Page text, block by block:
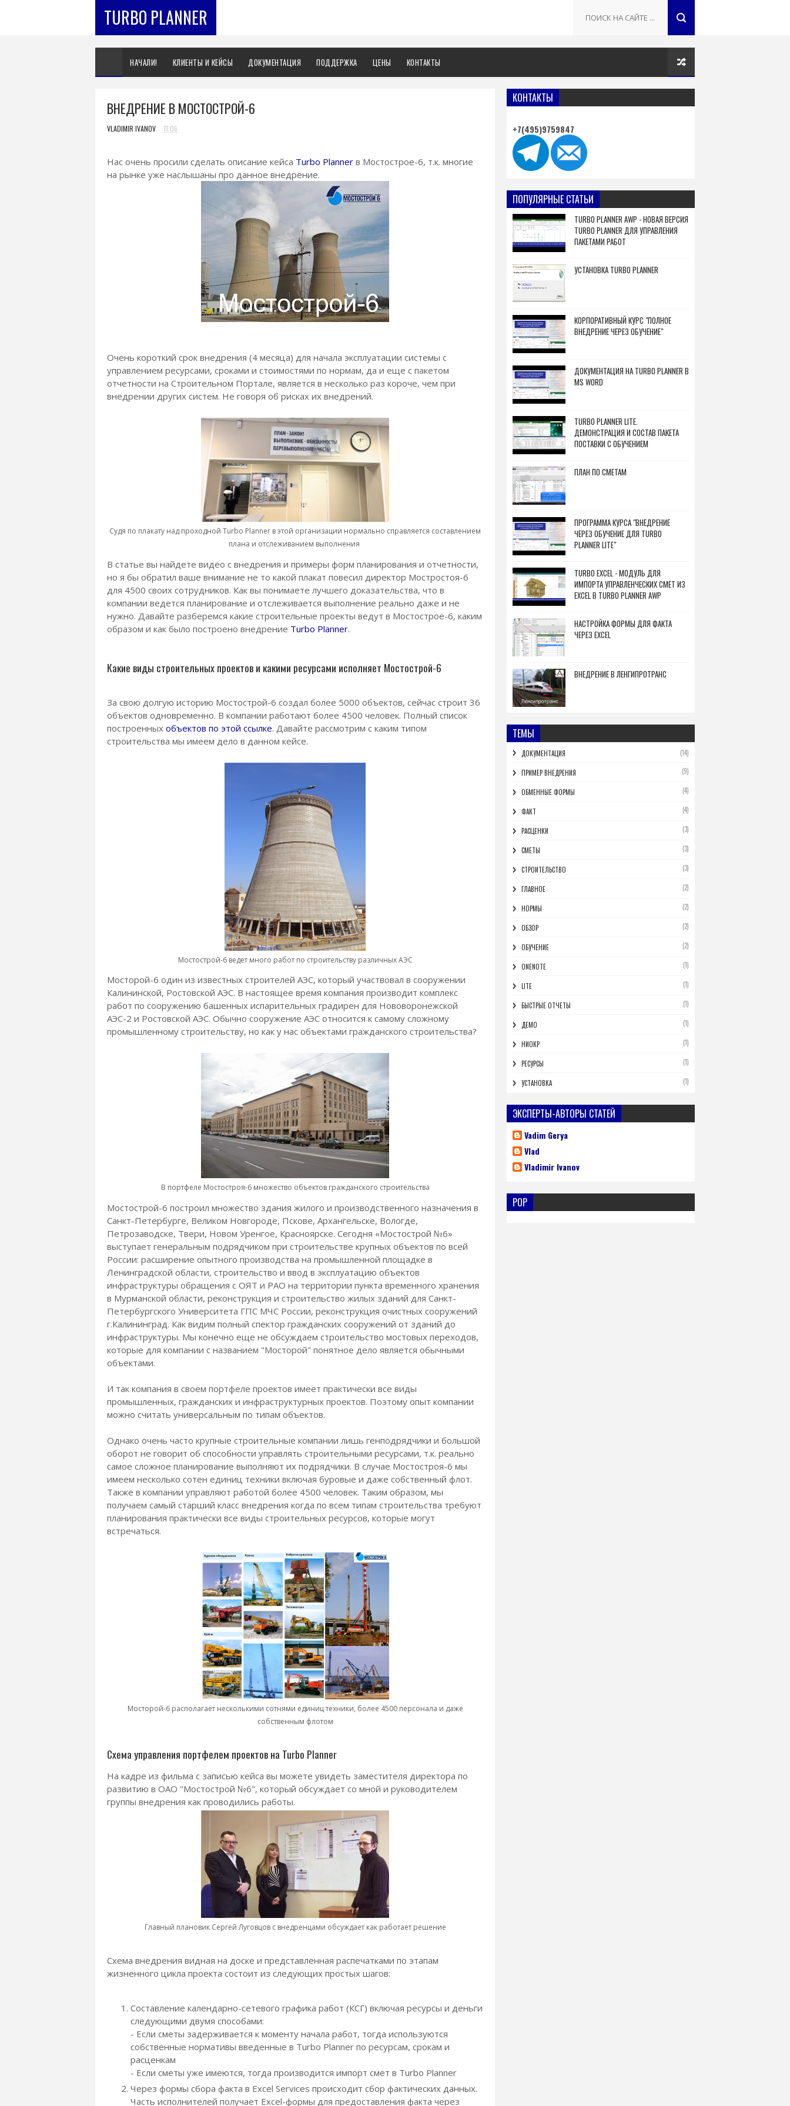
TURBO PLANNER
НАЧАЛИ! КЛИЕНТЫ И КЕЙСЫ ДОКУМЕНТАЦИЯ ПОДДЕРЖКА ЦЕНЫ КОНТАКТЫ
ВНЕДРЕНИЕ В МОСТОСТРОЙ-6
VLADIMIR IVANOV 11:06
Нас очень просили сделать описание кейса Turbo Planner в Мостострое-6, т.к. многие
на рынке уже наслышаны про данное внедрение.
Очень короткий срок внедрения (4 месяца) для начала эксплуатации системы с
управлением ресурсами, сроками и стоимостями по нормам, да и еще с пакетом
отчетности на Строительном Портале, является в несколько раз короче, чем при
внедрении других систем. Не говоря об рисках их внедрений.
Судя по плакату над проходной Turbo Planner в этой организации нормально справляется составлением
плана и отслеживанием выполнения
В статье вы найдете видео с внедрения и примеры форм планирования и отчетности,
но я бы обратил ваше внимание не то какой плакат повесил директор Мостростоя-6
для 4500 своих сотрудников. Как вы понимаете лучшего доказательства, что в
компании ведется планирование и отслеживается выполнение реально даже и не
нужно. Давайте разберемся какие строительные проекты ведут в Мостострое-6, каким
образом и как было построено внедрение Turbo Planner.
Какие виды строительных проектов и какими ресурсами исполняет Мостострой-6
За свою долгую историю Мостострой-6 создал более 5000 объектов, сейчас строит 36
объектов одновременно. В компании работают более 4500 человек. Полный список
построенных объектов по этой ссылке. Давайте рассмотрим с каким типом
строительства мы имеем дело в данном кейсе.
Мостострой-6 ведет много работ по строительству различных АЭС
Мосторой-6 один из известных строителей АЭС, который участвовал в сооружении
Калининской, Ростовской АЭС. В настоящее время компания производит комплекс
работ по сооружению башенных испарительных градирен для Нововоронежской
АЭС-2 и Ростовской АЭС. Обычно сооружение АЭС относится к самому сложному
промышленному строительству, но как у нас объектами гражданского строительства?
В портфеле Мостостроя-6 множество объектов гражданского строительства
Мостострой-6 построил множество здания жилого и производственного назначения в
Санкт-Петербурге, Великом Новгороде, Пскове, Архангельске, Вологде,
Петрозаводске, Твери, Новом Уренгое, Красноярске. Сегодня «Мостострой №6»
выступает генеральным подрядчиком при строительстве крупных объектов по всей
России: расширение опытного производства на промышленной площадке в
Ленинградской области, строительство и ввод в эксплуатацию объектов
инфраструктуры обращения с ОЯТ и РАО на территории пункта временного хранения
в Мурманской области, реконструкция и строительство жилых зданий для Санкт-
Петербургского Университета ГПС МЧС России, реконструкция очистных сооружений
г.Калининград. Как видим полный спектор гражданских сооружений от зданий до
инфраструктуры. Мы конечно еще не обсуждаем строительство мостовых переходов,
которые для компании с названием "Мосторой" понятное дело является обычными
объектами.
И так компания в своем портфеле проектов имеет практически все виды
промышленных, гражданских и инфраструктурных проектов. Поэтому опыт компании
можно считать универсальным по типам объектов.
Однако очень часто крупные строительные компании лишь генподрядчики и большой
оборот не говорит об способности управлять строительными ресурсами, т.к. реально
самое сложное планирование выполняют их подрядчики. В случае Мостостроя-6 мы
имеем несколько сотен единиц техники включая буровые и даже собственный флот.
Также в компании управляют работой более 4500 человек. Таким образом, мы
получаем самый старший класс внедрения когда по всем типам строительства требуют
планирования практически все виды строительных ресурсов, которые могут
встречаться.
Мосторой-6 располагает несколькими сотнями единиц техники, более 4500 персонала и даже
собственным флотом
Схема управления портфелем проектов на Turbo Planner
На кадре из фильма с записью кейса вы можете увидеть заместителя директора по
развитию в ОАО "Мостострой №6", который обсуждает со мной и руководителем
группы внедрения как проводились работы.
Главный плановик Сергей Луговцов с внедренцами обсуждает как работает решение
Схема внедрения видная на доске и представленная распечатками по этапам
жизненного цикла проекта состоит из следующих простых шагов:
Составление календарно-сетевого графика работ (КСГ) включая ресурсы и деньги
следующими двумя способами:
- Если сметы задерживается к моменту начала работ, тогда используются
собственные нормативы введенные в Turbo Planner по ресурсам, срокам и
расценкам
- Если сметы уже имеются, тогда производится импорт смет в Turbo Planner
Через формы сбора факта в Excel Services происходит сбор фактических данных.
Часть исполнителей получает Excel-формы для предоставления факта через
КОНТАКТЫ
+7(495)9759847
ПОПУЛЯРНЫЕ СТАТЬИ
TURBO PLANNER AWP - НОВАЯ ВЕРСИЯ
TURBO PLANNER ДЛЯ УПРАВЛЕНИЯ
ПАКЕТАМИ РАБОТ
УСТАНОВКА TURBO PLANNER
КОРПОРАТИВНЫЙ КУРС "ПОЛНОЕ
ВНЕДРЕНИЕ ЧЕРЕЗ ОБУЧЕНИЕ"
ДОКУМЕНТАЦИЯ НА TURBO PLANNER В
MS WORD
TURBO PLANNER LITE.
ДЕМОНСТРАЦИЯ И СОСТАВ ПАКЕТА
ПОСТАВКИ С ОБУЧЕНИЕМ
ПЛАН ПО СМЕТАМ
ПРОГРАММА КУРСА "ВНЕДРЕНИЕ
ЧЕРЕЗ ОБУЧЕНИЕ ДЛЯ TURBO
PLANNER LITE"
TURBO EXCEL - МОДУЛЬ ДЛЯ
ИМПОРТА УПРАВЛЕНЧЕСКИХ СМЕТ ИЗ
EXCEL В TURBO PLANNER AWP
НАСТРОЙКА ФОРМЫ ДЛЯ ФАКТА
ЧЕРЕЗ EXCEL
ВНЕДРЕНИЕ В ЛЕНГИПРОТРАНС
ТЕМЫ
ДОКУМЕНТАЦИЯ (14)
ПРИМЕР ВНЕДРЕНИЯ (9)
ОБМЕННЫЕ ФОРМЫ (4)
ФАКТ (4)
РАСЦЕНКИ (3)
СМЕТЫ (3)
СТРОИТЕЛЬСТВО (3)
ГЛАВНОЕ (2)
НОРМЫ (2)
ОБЗОР (2)
ОБУЧЕНИЕ (2)
ONENOTE (1)
LITE (1)
БЫСТРЫЕ ОТЧЕТЫ (1)
ДЕМО (1)
НИОКР (1)
РЕСУРСЫ (1)
УСТАНОВКА (1)
ЭКСПЕРТЫ-АВТОРЫ СТАТЕЙ
Vadim Gerya
Vlad
Vladimir Ivanov
POP